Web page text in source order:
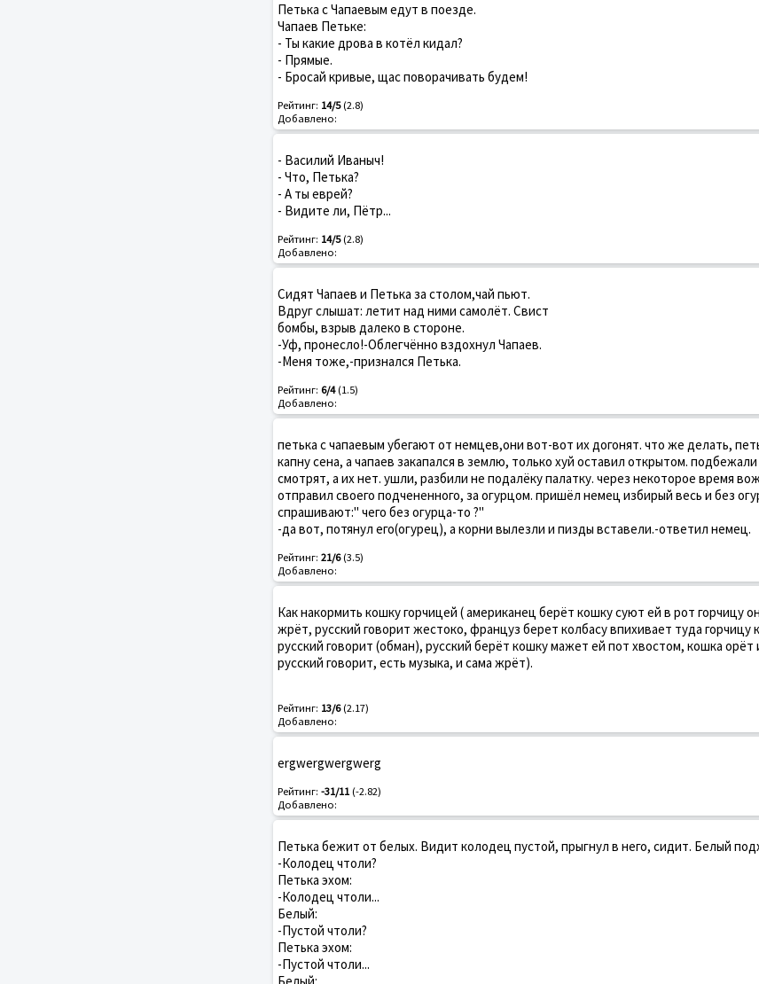
Петька с Чапаевым едут в поезде.
Чапаев Петьке:
- Ты какие дрова в котёл кидал?
- Прямые.
- Бросай кривые, щас поворачивать будем!
Рейтинг: 14/5(2.8)
Добавлено:
- Василий Иваныч!
- Что, Петька?
- А ты еврей?
- Видите ли, Пётр...
Рейтинг: 14/5(2.8)
Добавлено:
Сидят Чапаев и Петька за столом,чай пьют.
Вдруг слышат: летит над ними самолёт. Свист
бомбы, взрыв далеко в стороне.
-Уф, пронесло!-Облегчённо вздохнул Чапаев.
-Меня тоже,-признался Петька.
Рейтинг: 6/4(1.5)
Добавлено:
петька с чапаевым убегают от немцев,они вот-вот их догонят. что же делать,
капну сена, а чапаев закапался в землю, только хуй оставил открытом.
смотрят, а их нет. ушли, разбили не подалёку палатку. через некоторое время
отправил своего подчененного, за огурцом. пришёл немец избирый весь и без
спрашивают:" чего без огурца-то ?"
-да вот, потянул его(огурец), а корни вылезли и пизды вставели.-ответил немец.
Рейтинг: 21/6(3.5)
Добавлено:
Как накормить кошку горчицей ( американец берёт кошку суют ей в рот горчицу
жрёт, русский говорит жестоко, француз берет колбасу впихивает туда горчицу
русский говорит (обман), русский берёт кошку мажет ей пот хвостом, кошка орёт
русский говорит, есть музыка, и сама жрёт).
Рейтинг: 13/6(2.17)
Добавлено:
ergwergwergwerg
Рейтинг: -31/11(-2.82)
Добавлено:
Петька бежит от белых. Видит колодец пустой, прыгнул в него, сидит. Белый
-Колодец чтоли?
Петька эхом:
-Колодец чтоли...
Белый:
-Пустой чтоли?
Петька эхом:
-Пустой чтоли...